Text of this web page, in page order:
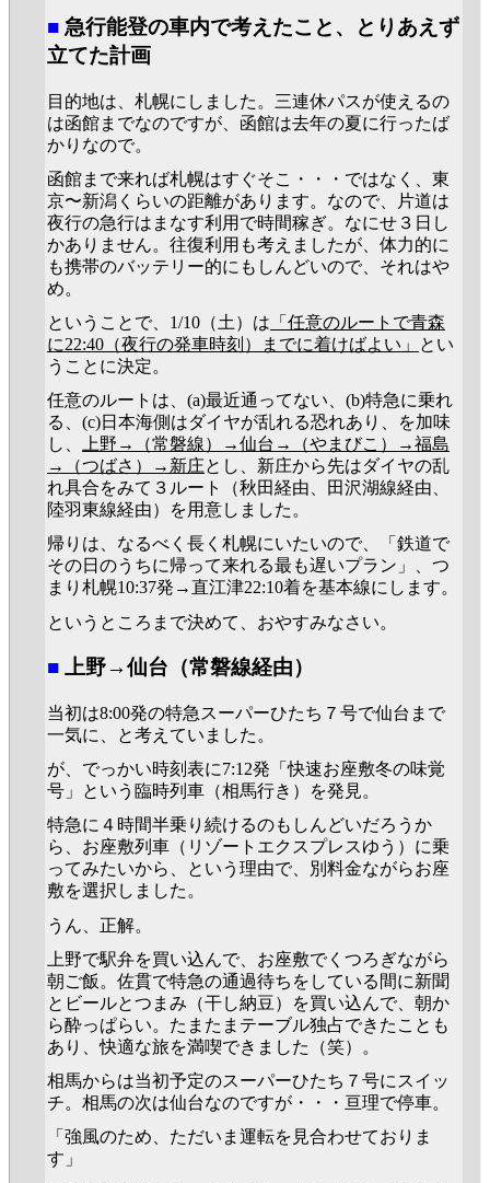
■ 急行能登の車内で考えたこと、とりあえず
立てた計画
目的地は、札幌にしました。三連休パスが使えるの
は函館までなのですが、函館は去年の夏に行ったば
かりなので。
函館まで来れば札幌はすぐそこ・・・ではなく、東
京〜新潟くらいの距離があります。なので、片道は
夜行の急行はまなす利用で時間稼ぎ。なにせ３日し
かありません。往復利用も考えましたが、体力的に
も携帯のバッテリー的にもしんどいので、それはや
め。
ということで、1/10（土）は 「任意のルートで青森
に22:40（夜行の発車時刻）までに着けばよい」
とい
うことに決定。
任意のルートは、(a)最近通ってない、(b)特急に乗れ
る、(c)日本海側はダイヤが乱れる恐れあり、を加味
し、
上野→（常磐線）→仙台→（やまびこ）→福島
→（つばさ）→新庄とし、新庄から先はダイヤの乱
れ具合をみて３ルート（秋田経由、田沢湖線経由、
陸羽東線経由）を用意しました。
帰りは、なるべく長く札幌にいたいので、「鉄道で
その日のうちに帰って来れる最も遅いプラン」、つ
まり札幌10:37発→直江津22:10着を基本線にします。
というところまで決めて、おやすみなさい。
■ 上野→仙台（常磐線経由）
当初は8:00発の特急スーパーひたち７号で仙台まで
一気に、と考えていました。
が、でっかい時刻表に7:12発「快速お座敷冬の味覚
号」という臨時列車（相馬行き）を発見。
特急に４時間半乗り続けるのもしんどいだろうか
ら、お座敷列車（リゾートエクスプレスゆう）に乗
ってみたいから、という理由で、別料金ながらお座
敷を選択しました。
うん、正解。
上野で駅弁を買い込んで、お座敷でくつろぎながら
朝ご飯。佐貫で特急の通過待ちをしている間に新聞
とビールとつまみ（干し納豆）を買い込んで、朝か
ら酔っぱらい。たまたまテーブル独占できたことも
あり、快適な旅を満喫できました（笑）。
相馬からは当初予定のスーパーひたち７号にスイッ
チ。相馬の次は仙台なのですが・・・亘理で停車。
「強風のため、ただいま運転を見合わせておりま
す」